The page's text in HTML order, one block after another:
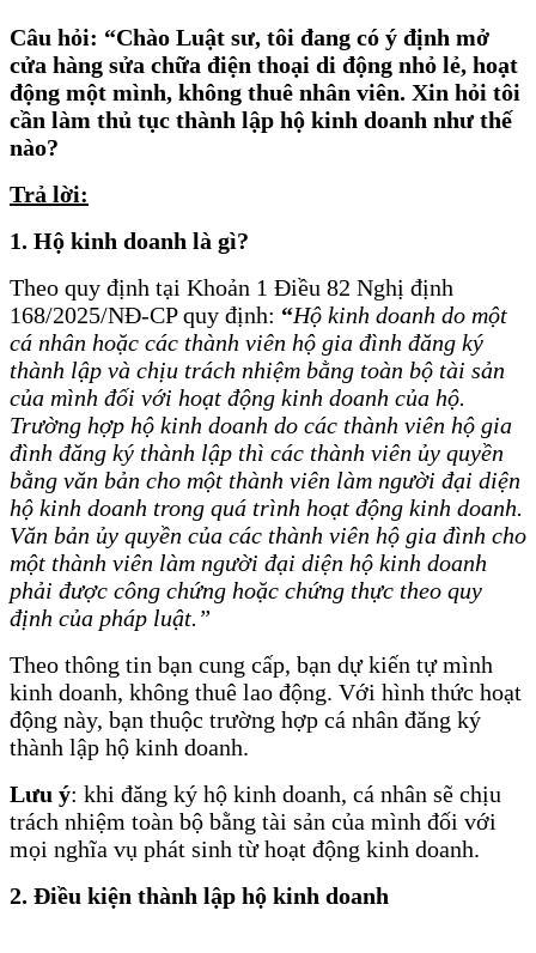
Câu hỏi: “Chào Luật sư, tôi đang có ý định mở
cửa hàng sửa chữa điện thoại di động nhỏ lẻ, hoạt
động một mình, không thuê nhân viên. Xin hỏi tôi
cần làm thủ tục thành lập hộ kinh doanh như thế
nào?
Trả lời:
1. Hộ kinh doanh là gì?
Theo quy định tại Khoản 1 Điều 82 Nghị định
168/2025/NĐ-CP quy định: “Hộ kinh doanh do một
cá nhân hoặc các thành viên hộ gia đình đăng ký
thành lập và chịu trách nhiệm bằng toàn bộ tài sản
của mình đối với hoạt động kinh doanh của hộ.
Trường hợp hộ kinh doanh do các thành viên hộ gia
đình đăng ký thành lập thì các thành viên ủy quyền
bằng văn bản cho một thành viên làm người đại diện
hộ kinh doanh trong quá trình hoạt động kinh doanh.
Văn bản ủy quyền của các thành viên hộ gia đình cho
một thành viên làm người đại diện hộ kinh doanh
phải được công chứng hoặc chứng thực theo quy
định của pháp luật.”
Theo thông tin bạn cung cấp, bạn dự kiến tự mình
kinh doanh, không thuê lao động. Với hình thức hoạt
động này, bạn thuộc trường hợp cá nhân đăng ký
thành lập hộ kinh doanh.
Lưu ý: khi đăng ký hộ kinh doanh, cá nhân sẽ chịu
trách nhiệm toàn bộ bằng tài sản của mình đối với
mọi nghĩa vụ phát sinh từ hoạt động kinh doanh.
2. Điều kiện thành lập hộ kinh doanh